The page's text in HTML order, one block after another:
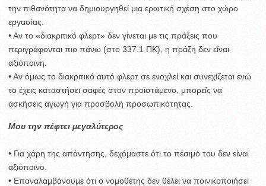
την πιθανότητα να δημιουργηθεί μια ερωτική σχέση στο χώρο
εργασίας.
• Αν το «διακριτικό φλερτ» δεν γίνεται με τις πράξεις που
περιγράφονται πιο πάνω (στο 337.1 ΠΚ), η πράξη δεν είναι
αξιόποινη.
• Αν όμως το διακριτικό αυτό φλερτ σε ενοχλεί και συνεχίζεται ενώ
το έχεις καταστήσει σαφές στον προϊστάμενο, μπορείς να
ασκήσεις αγωγή για προσβολή προσωπικότητας.
Μου την πέφτει μεγαλύτερος
• Για χάρη της απάντησης, δεχόμαστε ότι το πέσιμό του δεν είναι
αξιόποινο.
• Επαναλαμβάνουμε ότι ο νομοθέτης δεν θέλει να ποινικοποιήσει